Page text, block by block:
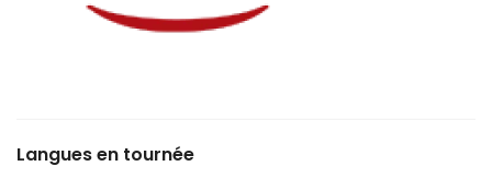
Langues en tournée